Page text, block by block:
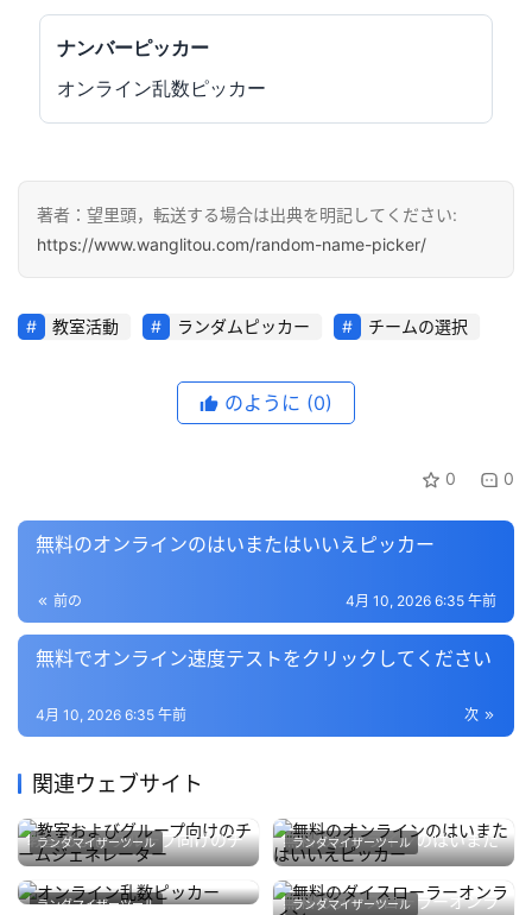
ナンバーピッカー
オンライン乱数ピッカー
著者：望里頭，転送する場合は出典を明記してください:
https://www.wanglitou.com/random-name-picker/
教室活動 ランダムピッカー チームの選択
のように (0)
0 0
無料のオンラインのはいまたはいいえピッカー
前の 4月 10, 2026 6:35 午前
無料でオンライン速度テストをクリックしてください
次
4月 10, 2026 6:35 午前
関連ウェブサイト
教室およびグループ向けのチ
ームジェネレーター
4月 9, 2026 211
ランダマイザーツール
無料のオンラインのはいまた
はいいえピッカー
4月 10, 2026 225
ランダマイザーツール
オンライン乱数ピッカー
4月 9, 2026 242
ランダマイザーツール
無料のダイスローラーオンラ
ランダマイザーツール